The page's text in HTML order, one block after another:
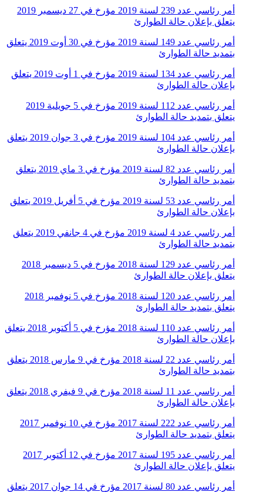
أمر رئاسي عدد 239 لسنة 2019 مؤرخ في 27 ديسمبر 2019
يتعلق بإعلان حالة الطوارئ
أمر رئاسي عدد 149 لسنة 2019 مؤرخ في 30 أوت 2019 يتعلق
بتمديد حالة الطوارئ
أمر رئاسي عدد 134 لسنة 2019 مؤرخ في 1 أوت 2019 يتعلق
بإعلان حالة الطوارئ
أمر رئاسي عدد 112 لسنة 2019 مؤرخ في 5 جويلية 2019
يتعلق بتمديد حالة الطوارئ
أمر رئاسي عدد 104 لسنة 2019 مؤرخ في 3 جوان 2019 يتعلق
بإعلان حالة الطوارئ
أمر رئاسي عدد 82 لسنة 2019 مؤرخ في 3 ماي 2019 يتعلق
بتمديد حالة الطوارئ
أمر رئاسي عدد 53 لسنة 2019 مؤرخ في 5 أفريل 2019 يتعلق
بإعلان حالة الطوارئ
أمر رئاسي عدد 4 لسنة 2019 مؤرخ في 4 جانفي 2019 يتعلق
بتمديد حالة الطوارئ
أمر رئاسي عدد 129 لسنة 2018 مؤرخ في 5 ديسمبر 2018
يتعلق بإعلان حالة الطوارئ
أمر رئاسي عدد 120 لسنة 2018 مؤرخ في 5 نوفمبر 2018
يتعلق بتمديد حالة الطوارئ
أمر رئاسي عدد 110 لسنة 2018 مؤرخ في 5 أكتوبر 2018 يتعلق
بإعلان حالة الطوارئ
أمر رئاسي عدد 22 لسنة 2018 مؤرخ في 9 مارس 2018 يتعلق
بتمديد حالة الطوارئ
أمر رئاسي عدد 11 لسنة 2018 مؤرخ في 9 فيفري 2018 يتعلق
بإعلان حالة الطوارئ
أمر رئاسي عدد 222 لسنة 2017 مؤرخ في 10 نوفمبر 2017
يتعلق بتمديد حالة الطوارئ
أمر رئاسي عدد 195 لسنة 2017 مؤرخ في 12 أكتوبر 2017
يتعلق بإعلان حالة الطوارئ
أمر رئاسي عدد 80 لسنة 2017 مؤرخ في 14 جوان 2017 يتعلق